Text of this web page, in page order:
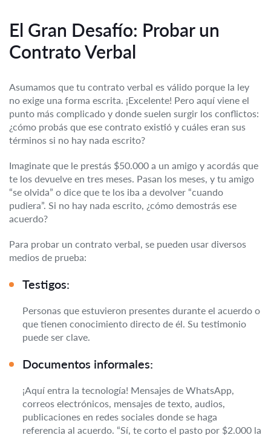
El Gran Desafío: Probar un
Contrato Verbal
Asumamos que tu contrato verbal es válido porque la ley
no exige una forma escrita. ¡Excelente! Pero aquí viene el
punto más complicado y donde suelen surgir los conflictos:
¿cómo probás que ese contrato existió y cuáles eran sus
términos si no hay nada escrito?
Imaginate que le prestás $50.000 a un amigo y acordás que
te los devuelve en tres meses. Pasan los meses, y tu amigo
“se olvida” o dice que te los iba a devolver “cuando
pudiera”. Si no hay nada escrito, ¿cómo demostrás ese
acuerdo?
Para probar un contrato verbal, se pueden usar diversos
medios de prueba:
Testigos:
Personas que estuvieron presentes durante el acuerdo o
que tienen conocimiento directo de él. Su testimonio
puede ser clave.
Documentos informales:
¡Aquí entra la tecnología! Mensajes de WhatsApp,
correos electrónicos, mensajes de texto, audios,
publicaciones en redes sociales donde se haga
referencia al acuerdo. “Sí, te corto el pasto por $2.000 la